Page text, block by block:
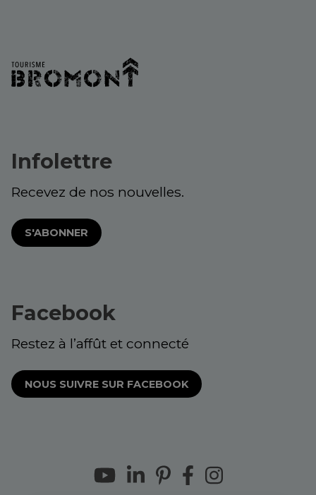
Infolettre
Recevez de nos nouvelles.
S'ABONNER
Facebook
Restez à l’affût et connecté
NOUS SUIVRE SUR FACEBOOK